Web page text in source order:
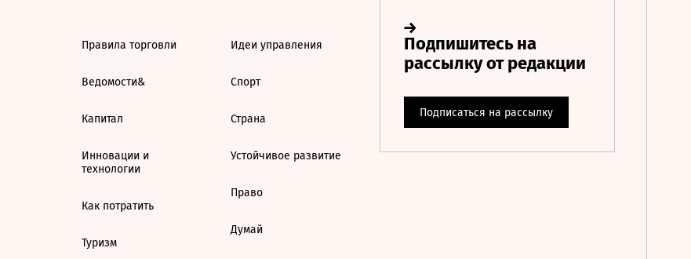
Правила торговли
Ведомости&
Капитал
Инновации и
технологии
Как потратить
Туризм
Идеи управления
Спорт
Страна
Устойчивое развитие
Право
Думай